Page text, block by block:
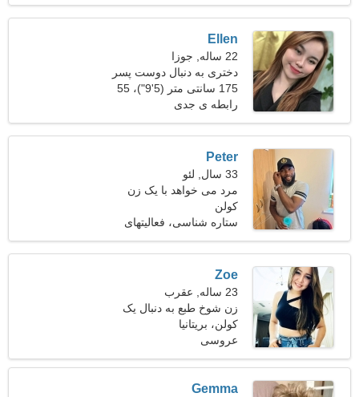
Ellen
22 ساله, جوزا
دختری به دنبال دوست پسر
175 سانتی متر (5'9")، 55
کیلوگرم (121 پوند)
رابطه ی جدی
Peter
33 سال, لئو
مرد می خواهد با یک زن
ملاقات کند 23-31
کولن
ستاره شناسی، فعالیتهای
ورزشی
Zoe
23 ساله, عقرب
زن شوخ طبع به دنبال یک
رابطه جدی است
کولن، بریتانیا
عروسی
Gemma